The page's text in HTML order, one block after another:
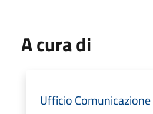
A cura di
Ufficio Comunicazione